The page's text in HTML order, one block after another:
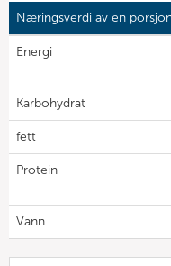
Næringsverdi av en
Energi
Karbohydrat
fett
Protein
Vann